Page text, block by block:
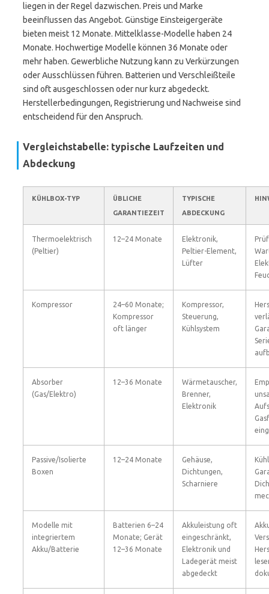
liegen in der Regel dazwischen. Preis und Marke
beeinflussen das Angebot. Günstige Einsteigergeräte
bieten meist 12 Monate. Mittelklasse-Modelle haben 24
Monate. Hochwertige Modelle können 36 Monate oder
mehr haben. Gewerbliche Nutzung kann zu Verkürzungen
oder Ausschlüssen führen. Batterien und Verschleißteile
sind oft ausgeschlossen oder nur kurz abgedeckt.
Herstellerbedingungen, Registrierung und Nachweise sind
entscheidend für den Anspruch.
Vergleichstabelle: typische Laufzeiten und
Abdeckung
KÜHLBOX-TYP
ÜBLICHE
GARANTIEZEIT
TYPISCHE
ABDECKUNG
Thermoelektrisch
(Peltier)
12–24 Monate
Elektronik,
Peltier-Element,
Lüfter
Kompressor
24–60 Monate;
Kompressor
oft länger
Kompressor,
Steuerung,
Kühlsystem
Absorber
(Gas/Elektro)
12–36 Monate
Wärmetauscher,
Brenner,
Elektronik
Passive/Isolierte
Boxen
12–24 Monate
Gehäuse,
Dichtungen,
Scharniere
Modelle mit
integriertem
Akku/Batterie
Batterien 6–24
Monate; Gerät
12–36 Monate
Akkuleistung oft
eingeschränkt,
Elektronik und
Ladegerät meist
abgedeckt